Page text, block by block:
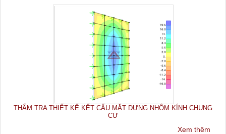
THẨM TRA THIẾT KẾ KẾT CẤU MẶT DỰNG NHÔM KÍNH CHUNG
CƯ
Xem thêm